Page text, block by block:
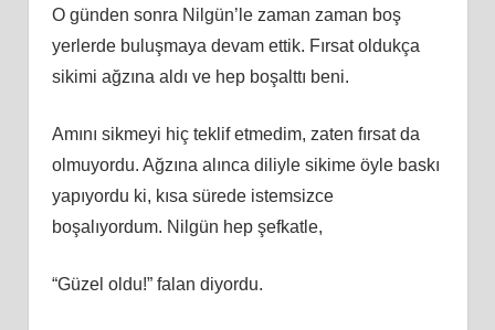
O günden sonra Nilgün’le zaman zaman boş
yerlerde buluşmaya devam ettik. Fırsat oldukça
sikimi ağzına aldı ve hep boşalttı beni.
Amını sikmeyi hiç teklif etmedim, zaten fırsat da
olmuyordu. Ağzına alınca diliyle sikime öyle baskı
yapıyordu ki, kısa sürede istemsizce
boşalıyordum. Nilgün hep şefkatle,
“Güzel oldu!” falan diyordu.